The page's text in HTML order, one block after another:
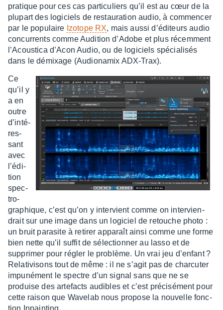
pratique pour ces cas parti­cu­liers qu’il est au cœur de la
plupart des logi­ciels de restau­ra­tion audio, à commen­cer
par le popu­laire Izotope RX, mais aussi d’édi­teurs audio
concur­rents comme Audi­tion d’Adobe et plus récem­ment
l’Acous­tica d’Acon Audio, ou de logi­ciels spécia­li­sés
dans le démixage (Audio­na­mix ADX-Trax).
Ce
qu’il y
a en
outre
d’in­té­
res­
sant
avec
l’édi­
tion
spec­
tro­
gra­phique, c’est qu’on y inter­vient comme on inter­vien­
drait sur une image dans un logi­ciel de retouche photo :
un bruit para­site à reti­rer appa­raît ainsi comme une forme
bien nette qu’il suffit de sélec­tion­ner au lasso et de
suppri­mer pour régler le problème. Un vrai jeu d’en­fant ?
Rela­ti­vi­sons tout de même : il ne s’agit pas de char­cu­ter
impu­né­ment le spectre d’un signal sans que ne se
produise des arte­facts audibles et c’est préci­sé­ment pour
cette raison que Wave­lab nous propose la nouvelle fonc­
tion Inpain­ting.